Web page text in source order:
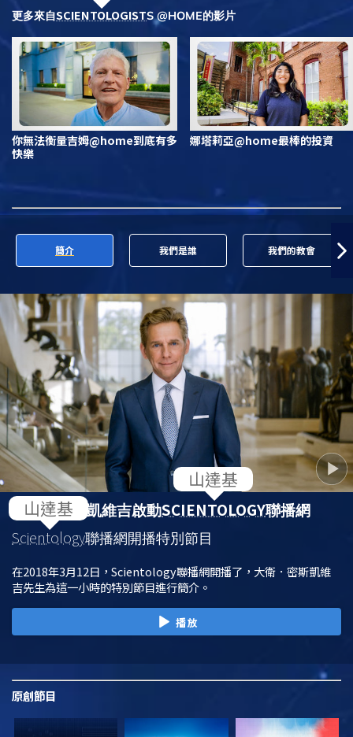
更多來自SCIENTOLOGISTS @HOME的影片
你無法衡量吉姆@home到底有多
快樂
娜塔莉亞@home最棒的投資
簡介 我們是誰 我們的教會
大衛．密斯凱維吉啟動SCIENTOLOGY聯播網
Scientology聯播網開播特別節目
在2018年3月12日，Scientology聯播網開播了，大衛．密斯凱維
吉先生為這一小時的特別節目進行簡介。
播放
原創節目